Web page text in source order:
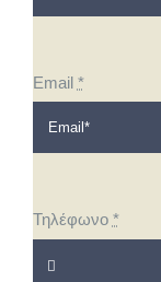
Email *
Τηλέφωνο *